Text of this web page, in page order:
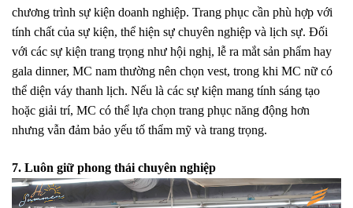
chương trình sự kiện doanh nghiệp. Trang phục cần phù hợp với
tính chất của sự kiện, thể hiện sự chuyên nghiệp và lịch sự. Đối
với các sự kiện trang trọng như hội nghị, lễ ra mắt sản phẩm hay
gala dinner, MC nam thường nên chọn vest, trong khi MC nữ có
thể diện váy thanh lịch. Nếu là các sự kiện mang tính sáng tạo
hoặc giải trí, MC có thể lựa chọn trang phục năng động hơn
nhưng vẫn đảm bảo yếu tố thẩm mỹ và trang trọng.
7. Luôn giữ phong thái chuyên nghiệp